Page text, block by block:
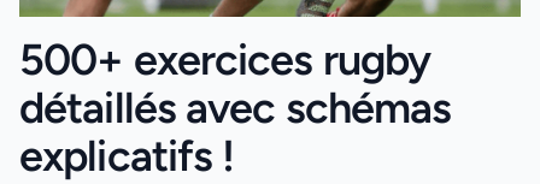
500+ exercices rugby
détaillés avec schémas
explicatifs !